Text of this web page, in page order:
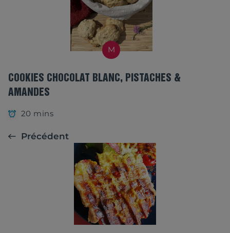
M
COOKIES CHOCOLAT BLANC, PISTACHES &
AMANDES
20 mins
Précédent